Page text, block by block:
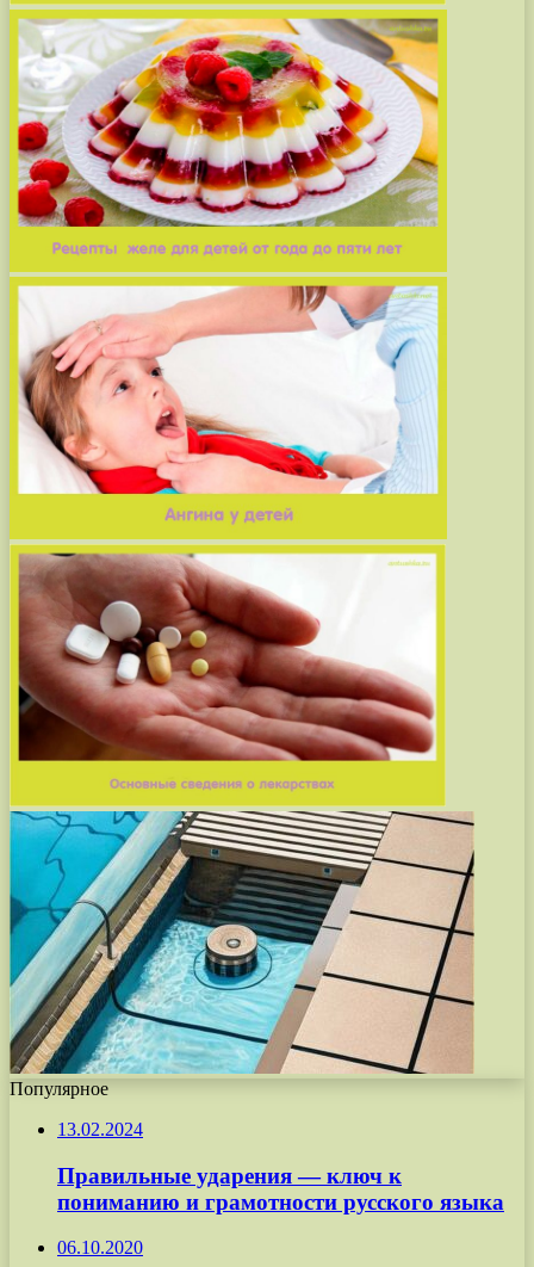
Популярное
13.02.2024
Правильные ударения — ключ к
пониманию и грамотности русского языка
06.10.2020